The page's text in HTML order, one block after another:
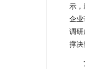
示
企
调研
撑决